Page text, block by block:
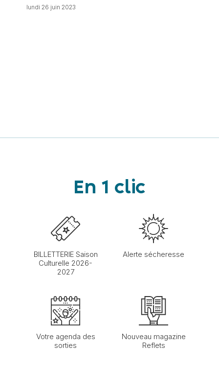
lundi 26 juin 2023
En 1 clic
BILLETTERIE Saison
Culturelle 2026-
2027
Alerte sécheresse
Votre agenda des
sorties
Nouveau magazine
Reflets